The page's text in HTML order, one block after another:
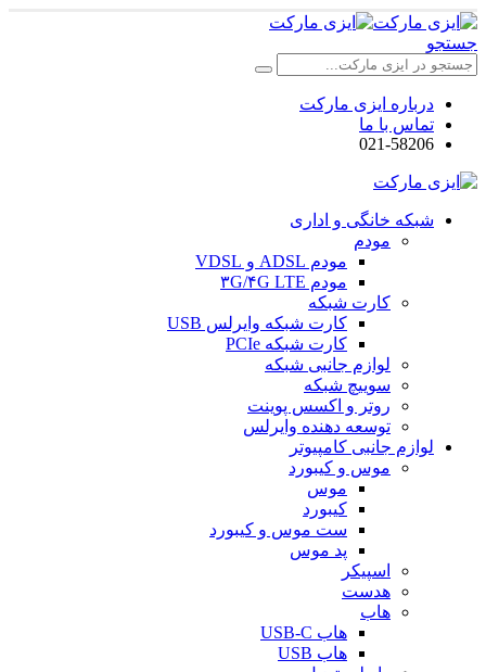
جستجو
درباره ایزی مارکت
تماس با ما
021-58206
شبکه خانگی و اداری
مودم
مودم ADSL و VDSL
مودم ۳G/۴G LTE
کارت شبکه
کارت شبکه وایرلس USB
کارت شبکه PCIe
لوازم جانبی شبکه
سوییچ شبکه
روتر و اکسس پوینت
توسعه دهنده وایرلس
لوازم جانبی کامپیوتر
موس و کیبورد
موس
کیبورد
ست موس و کیبورد
پد موس
اسپیکر
هدست
هاب
هاب USB-C
هاب USB